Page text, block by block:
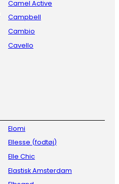
Camel Active
Campbell
Cambio
Cavello
Elomi
Ellesse (fodtøj)
Elle Chic
Elastisk Amsterdam